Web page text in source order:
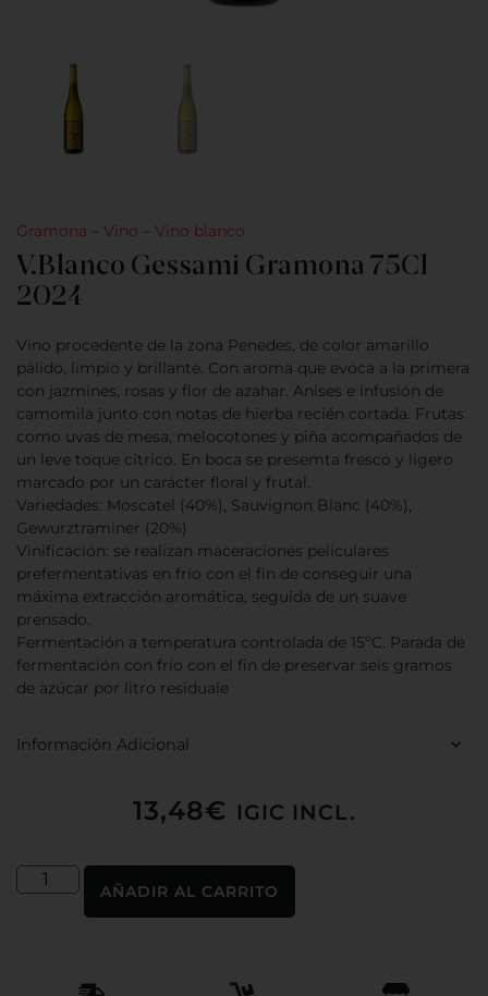
Gramona Vino Vino blanco
V.Blanco Gessami Gramona 75Cl
2024
Vino procedente de la zona Penedes, de color amarillo
pálido, limpio y brillante. Con aroma que evoca a la primera
con jazmines, rosas y flor de azahar. Anises e infusión de
camomila junto con notas de hierba recién cortada. Frutas
como uvas de mesa, melocotones y piña acompañados de
un leve toque cítrico. En boca se presemta fresco y ligero
marcado por un carácter floral y frutal.
Variedades: Moscatel (40%), Sauvignon Blanc (40%),
Gewurztraminer (20%)
Vinificación: se realizan maceraciones peliculares
prefermentativas en frío con el fin de conseguir una
máxima extracción aromática, seguida de un suave
prensado.
Fermentación a temperatura controlada de 15ºC. Parada de
fermentación con frío con el fin de preservar seis gramos
de azúcar por litro residuale
Información Adicional
13,48€ IGIC INCL.
AÑADIR AL CARRITO